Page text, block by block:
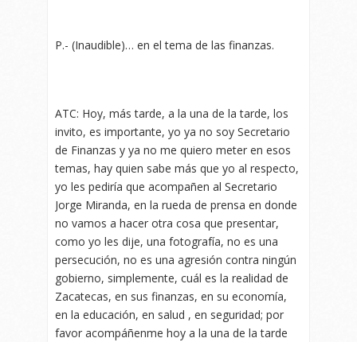
P.- (Inaudible)… en el tema de las finanzas.
ATC: Hoy, más tarde, a la una de la tarde, los
invito, es importante, yo ya no soy Secretario
de Finanzas y ya no me quiero meter en esos
temas, hay quien sabe más que yo al respecto,
yo les pediría que acompañen al Secretario
Jorge Miranda, en la rueda de prensa en donde
no vamos a hacer otra cosa que presentar,
como yo les dije, una fotografía, no es una
persecución, no es una agresión contra ningún
gobierno, simplemente, cuál es la realidad de
Zacatecas, en sus finanzas, en su economía,
en la educación, en salud , en seguridad; por
favor acompáñenme hoy a la una de la tarde